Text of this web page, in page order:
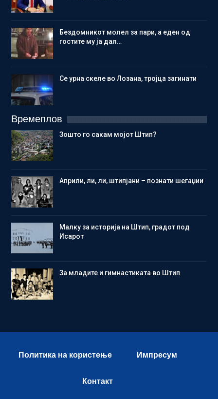
Бездомникот молел за пари, а еден од
гостите му ја дал…
Се урна скеле во Лозана, тројца загинати
Времеплов
Зошто го сакам мојот Штип?
Aприли, ли, ли, штипјани – познати шегаџии
Малку за историја на Штип, градот под
Исарот
Зa младите и гимнастиката во Штип
Политика на користење Импресум
Контакт